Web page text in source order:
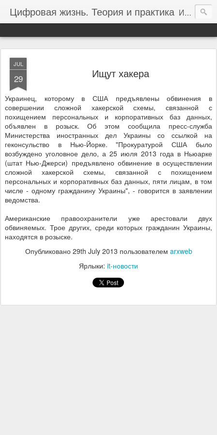
Цифровая жизнь. Теория и практика Информационные технологии для бизнеса, учебы, жизни. Интернет-новости, обзоры.
JUL
29 Ищут хакера
Украинец, которому в США предъявлены обвинения в
совершении сложной хакерской схемы, связанной с
похищением персональных и корпоративных баз данных,
объявлен в розыск. Об этом сообщила пресс-служба
Министерства иностранных дел Украины со ссылкой на
геконсульство в Нью-Йорке. "Прокуратурой США было
возбуждено уголовное дело, а 25 июля 2013 года в Ньюарке
(штат Нью-Джерси) предъявлено обвинение в осуществлении
сложной хакерской схемы, связанной с похищением
персональных и корпоративных баз данных, пяти лицам, в том
числе - одному гражданину Украины", - говорится в заявлении
ведомства.
Американские правоохранители уже арестовали двух
обвиняемых. Трое других, среди которых гражданин Украины,
находятся в розыске.
Опубликовано 29th July 2013 пользователем arxweb
Ярлыки: it-новости